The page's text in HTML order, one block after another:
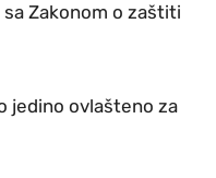
Zakonom o zaštiti
jedino ovlašteno za